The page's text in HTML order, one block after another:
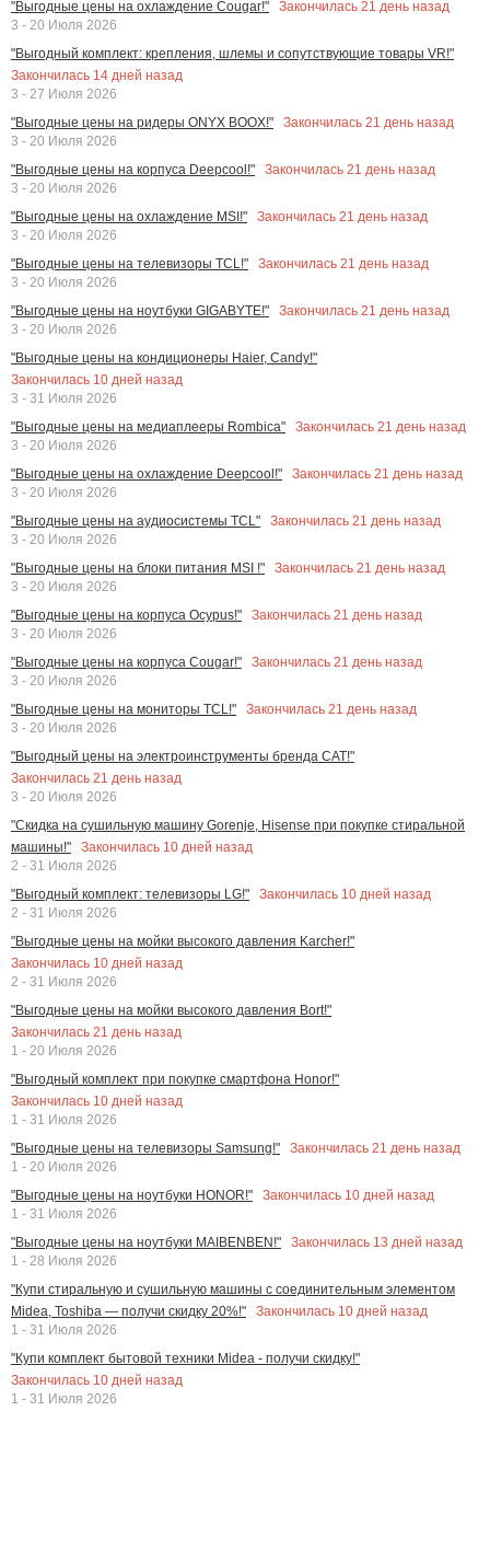
"Выгодные цены на охлаждение Cougar!"
Закончилась 21 день назад
3 - 20 Июля 2026
"Выгодный комплект: крепления, шлемы и сопутствующие товары VR!"
Закончилась 14 дней назад
3 - 27 Июля 2026
"Выгодные цены на ридеры ONYX BOOX!"
Закончилась 21 день назад
3 - 20 Июля 2026
"Выгодные цены на корпуса Deepcool!"
Закончилась 21 день назад
3 - 20 Июля 2026
"Выгодные цены на охлаждение MSI!"
Закончилась 21 день назад
3 - 20 Июля 2026
"Выгодные цены на телевизоры TCL!"
Закончилась 21 день назад
3 - 20 Июля 2026
"Выгодные цены на ноутбуки GIGABYTE!"
Закончилась 21 день назад
3 - 20 Июля 2026
"Выгодные цены на кондиционеры Haier, Candy!"
Закончилась 10 дней назад
3 - 31 Июля 2026
"Выгодные цены на медиаплееры Rombica"
Закончилась 21 день назад
3 - 20 Июля 2026
"Выгодные цены на охлаждение Deepcool!"
Закончилась 21 день назад
3 - 20 Июля 2026
"Выгодные цены на аудиосистемы TCL"
Закончилась 21 день назад
3 - 20 Июля 2026
"Выгодные цены на блоки питания MSI !"
Закончилась 21 день назад
3 - 20 Июля 2026
"Выгодные цены на корпуса Ocypus!"
Закончилась 21 день назад
3 - 20 Июля 2026
"Выгодные цены на корпуса Cougar!"
Закончилась 21 день назад
3 - 20 Июля 2026
"Выгодные цены на мониторы TCL!"
Закончилась 21 день назад
3 - 20 Июля 2026
"Выгодный цены на электроинструменты бренда CAT!"
Закончилась 21 день назад
3 - 20 Июля 2026
"Скидка на сушильную машину Gorenje, Hisense при покупке стиральной
машины!"
Закончилась 10 дней назад
2 - 31 Июля 2026
"Выгодный комплект: телевизоры LG!"
Закончилась 10 дней назад
2 - 31 Июля 2026
"Выгодные цены на мойки высокого давления Karcher!"
Закончилась 10 дней назад
2 - 31 Июля 2026
"Выгодные цены на мойки высокого давления Bort!"
Закончилась 21 день назад
1 - 20 Июля 2026
"Выгодный комплект при покупке смартфона Honor!"
Закончилась 10 дней назад
1 - 31 Июля 2026
"Выгодные цены на телевизоры Samsung!"
Закончилась 21 день назад
1 - 20 Июля 2026
"Выгодные цены на ноутбуки HONOR!"
Закончилась 10 дней назад
1 - 31 Июля 2026
"Выгодные цены на ноутбуки MAIBENBEN!"
Закончилась 13 дней назад
1 - 28 Июля 2026
"Купи стиральную и сушильную машины с соединительным элементом
Midea, Toshiba — получи скидку 20%!"
Закончилась 10 дней назад
1 - 31 Июля 2026
"Купи комплект бытовой техники Midea - получи скидку!"
Закончилась 10 дней назад
1 - 31 Июля 2026